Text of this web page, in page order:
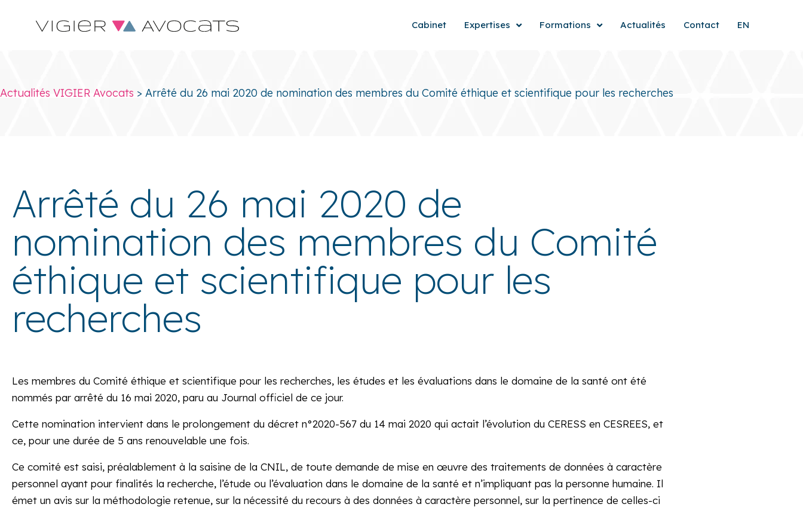
Cabinet Expertises Formations Actualités Contact EN
Actualités VIGIER Avocats > Arrêté du 26 mai 2020 de nomination des membres du Comité éthique et scientifique pour les recherches
Arrêté du 26 mai 2020 de
nomination des membres du Comité
éthique et scientifique pour les
recherches
Les membres du Comité éthique et scientifique pour les recherches, les études et les évaluations dans le domaine de la santé ont été
nommés par arrêté du 16 mai 2020, paru au Journal officiel de ce jour.
Cette nomination intervient dans le prolongement du décret n°2020-567 du 14 mai 2020 qui actait l’évolution du CERESS en CESREES, et
ce, pour une durée de 5 ans renouvelable une fois.
Ce comité est saisi, préalablement à la saisine de la CNIL, de toute demande de mise en œuvre des traitements de données à caractère
personnel ayant pour finalités la recherche, l’étude ou l’évaluation dans le domaine de la santé et n’impliquant pas la personne humaine. Il
émet un avis sur la méthodologie retenue, sur la nécessité du recours à des données à caractère personnel, sur la pertinence de celles-ci